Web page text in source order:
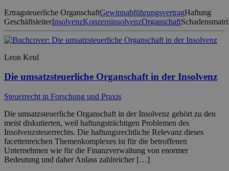
Ertragsteuerliche OrganschaftGewinnabführungsvertragHaftung
GeschäftsleiterInsolvenzKonzerninsolvenzOrganschaft
Leon Keul
Die umsatzsteuerliche Organschaft in der Insolvenz
Steuerrecht in Forschung und Praxis
Die umsatzsteuerliche Organschaft in der Insolvenz gehört zu den
meist diskutierten, weil haftungsträchtigen Problemen des
Insolvenzsteuerrechts. Die haftungsrechtliche Relevanz dieses
facettenreichen Themenkomplexes ist für die betroffenen
Unternehmen wie für die Finanzverwaltung von enormer
Bedeutung und daher Anlass zahlreicher […]